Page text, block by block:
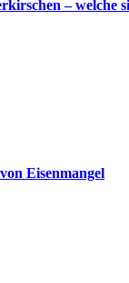
– welche
Eisenmangel